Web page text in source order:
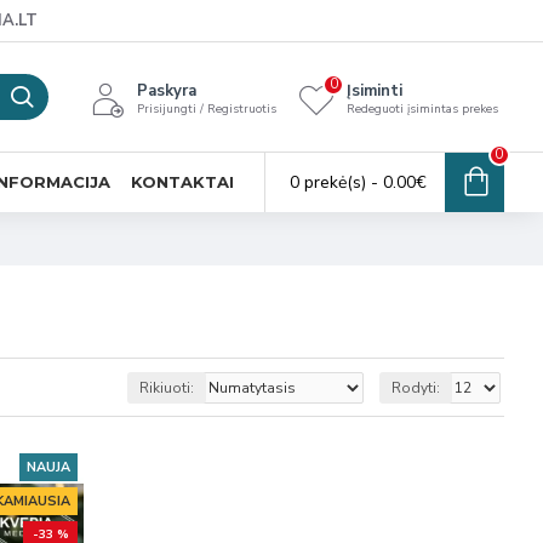
Paskyra
Prisijungti / Registruotis
Įsiminti
Redeguoti įsimintas prekes
0
KONTAKTAI 0 prekė(s) - 0.00€
0
Rikiuoti: Rodyti:
NAUJA
-33 %